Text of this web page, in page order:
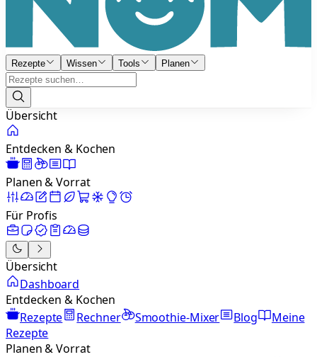
Rezepte Wissen Tools Planen
Übersicht
Entdecken & Kochen
Planen & Vorrat
Für Profis
Übersicht
Dashboard
Entdecken & Kochen
Rezepte
Rechner Smoothie-Mixer Blog
Meine
Rezepte
Planen & Vorrat